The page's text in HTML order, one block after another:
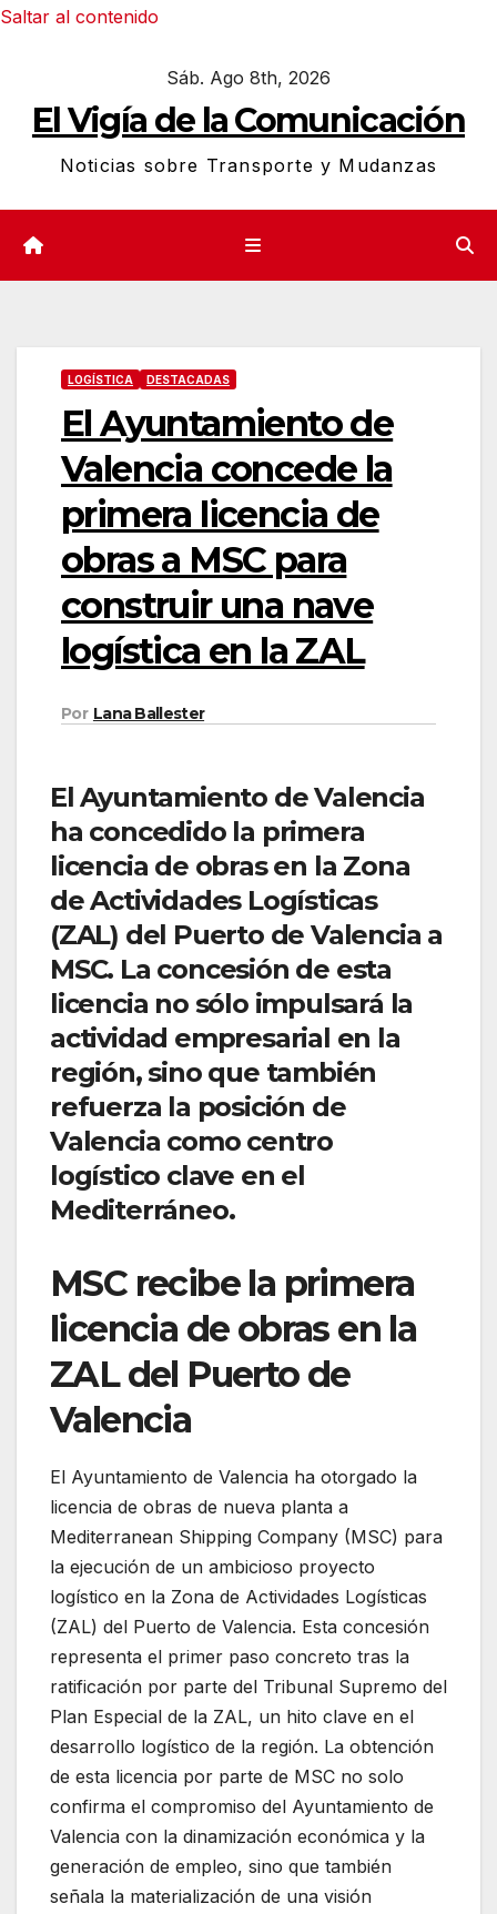
Saltar al contenido
Sáb. Ago 8th, 2026
El Vigía de la Comunicación
Noticias sobre Transporte y Mudanzas
LOGÍSTICA DESTACADAS
El Ayuntamiento de
Valencia concede la
primera licencia de
obras a MSC para
construir una nave
logística en la ZAL
Por Lana Ballester
El Ayuntamiento de Valencia
ha concedido la primera
licencia de obras en la Zona
de Actividades Logísticas
(ZAL) del Puerto de Valencia a
MSC. La concesión de esta
licencia no sólo impulsará la
actividad empresarial en la
región, sino que también
refuerza la posición de
Valencia como centro
logístico clave en el
Mediterráneo.
MSC recibe la primera
licencia de obras en la
ZAL del Puerto de
Valencia
El Ayuntamiento de Valencia ha otorgado la
licencia de obras de nueva planta a
Mediterranean Shipping Company (MSC) para
la ejecución de un ambicioso proyecto
logístico en la Zona de Actividades Logísticas
(ZAL) del Puerto de Valencia. Esta concesión
representa el primer paso concreto tras la
ratificación por parte del Tribunal Supremo del
Plan Especial de la ZAL, un hito clave en el
desarrollo logístico de la región. La obtención
de esta licencia por parte de MSC no solo
confirma el compromiso del Ayuntamiento de
Valencia con la dinamización económica y la
generación de empleo, sino que también
señala la materialización de una visión